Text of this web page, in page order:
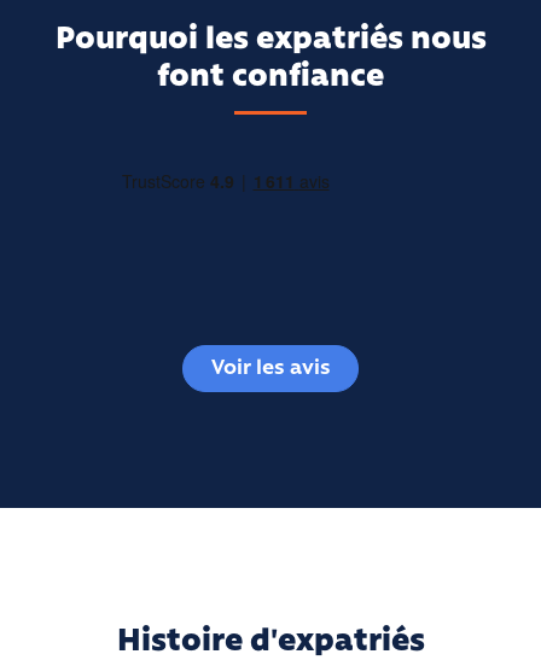
Pourquoi les expatriés nous
font confiance
Voir les avis
Histoire d'expatriés